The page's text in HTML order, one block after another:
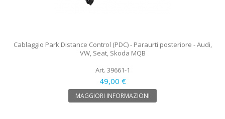
Cablaggio Park Distance Control (PDC) - Paraurti posteriore - Audi,
VW, Seat, Skoda MQB
Art. 39661-1
49,00 €
MAGGIORI INFORMAZIONI